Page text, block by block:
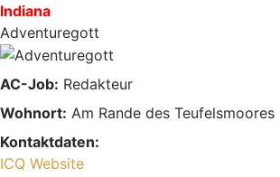
Indiana
Adventuregott
AC-Job: Redakteur
Wohnort: Am Rande des Teufelsmoores
Kontaktdaten:
Kontaktdaten von Indiana
ICQ Website